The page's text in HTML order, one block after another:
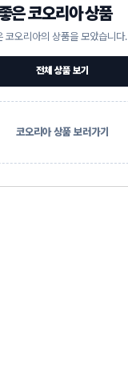
은 코오리아 상품
코오리아의 상품을 모았습니다.
전체 상품 보기
코오리아 상품 보러가기